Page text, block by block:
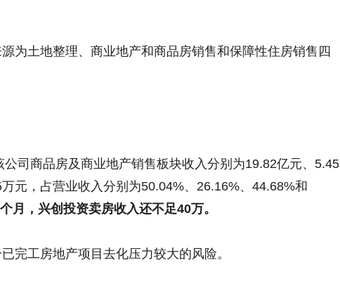
为土地整理、商业地产和商品房销售和保障性住房销售四
司商品房及商业地产销售板块收入分别为19.82亿元、5.45
元，占营业收入分别为50.04%、26.16%、44.68%和
月，兴创投资卖房收入还不足40万。
完工房地产项目去化压力较大的风险。